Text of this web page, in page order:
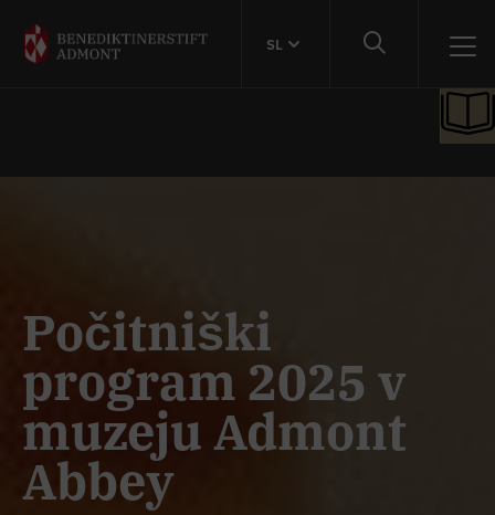
SL
Počitniški
program 2025 v
muzeju Admont
Abbey